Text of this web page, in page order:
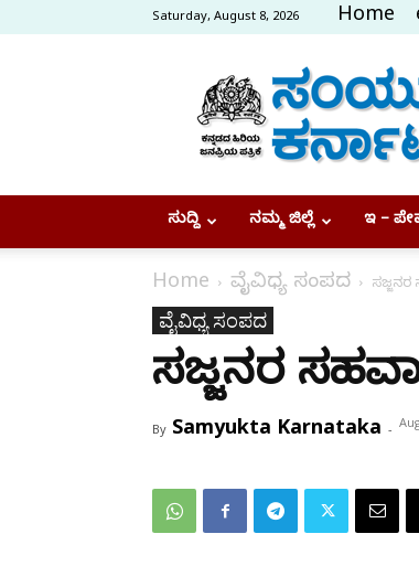
Saturday, August 8, 2026 Home
ಸುದ್ದಿ ನಮ್ಮ ಜಿಲ್ಲೆ ಇ –
Home ವೈವಿಧ್ಯ ಸಂಪದ
ವೈವಿಧ್ಯ ಸಂಪದ
ಸಜ್ಜನರ
By Samyukta Karnataka -